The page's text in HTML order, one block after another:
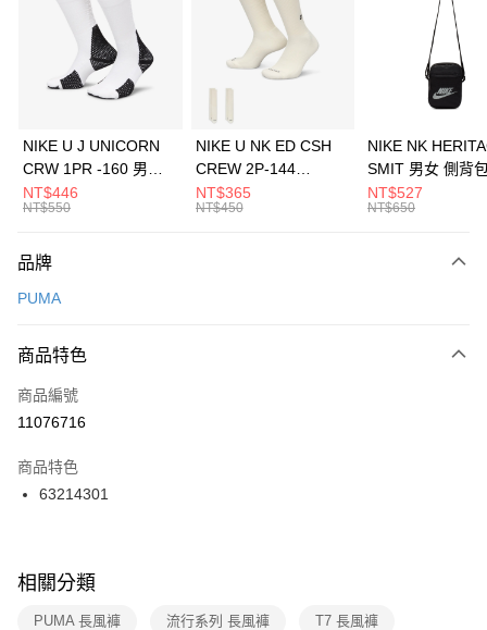
3 期 0 利率 每期 21家銀行
合作金庫商業銀行
第一商業銀行
華南商業銀行
彰化商業銀行
上海商業儲蓄銀行
元大商業銀行
台灣樂天信用卡公司
Apple Pay
全盈+PAY
AFTEE先享後付
【關於「AFTEE先享後付」】
便利好安心！
３．安心：先確認商品／服務後，再付款。
【「AFTEE先享後付」結帳流程】
１．於結帳方式選擇「AFTEE先享後付」後，將跳轉至「AFTEE先享後付」
２．訂單成立數日內，您將收到繳費通知簡訊。
３．收到繳費通知簡訊後14天內，點擊此簡訊中的連結，可透過四大超商／
ATM／網路銀行／等多元方式進行付款，方視為交易完成。
※ 交易是否成功請以「AFTEE先享後付 」之結帳頁面顯示為準，若有關於
是否繳費成功／繳費後需取消欲退款等相關疑問，請聯繫「AFTEE先享後付
客戶支援中心」https://netprotections.freshdesk.com/support/home
運送方式
每筆NT$100，滿NT$1,500(含以上)免運費
宅配
每筆NT$100，滿NT$1,500(含以上)免運費
付款後門市自取
每筆NT$100，滿NT$1,500(含以上)免運費
NIKE U J UNICORN
CRW 1PR -160 男女
中統襪 FZ3393100
NT$446
NT$550
NIKE U NK ED CSH
CREW 2P-144
EMBRDY 男女 短統襪
FZ3073133
NT$365
NT$450
NIKE NK
SMIT 男女 側背
BA5871010
NT$527
NT$650
品牌
PUMA
商品特色
商品編號
11076716
商品特色
63214301
相關分類
PUMA 長風褲 流行系列 長風褲 T7 長風褲